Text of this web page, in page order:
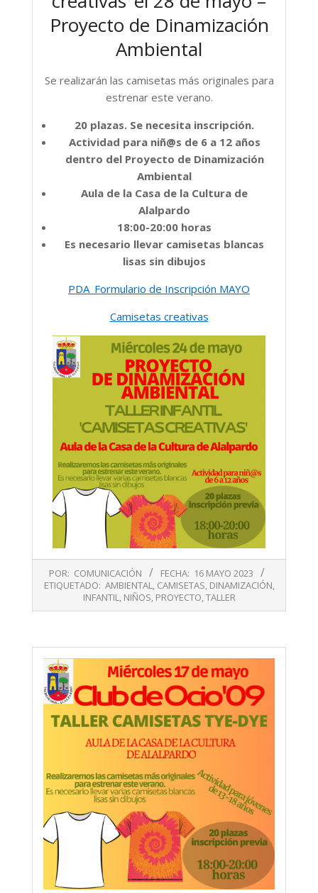
Proyecto de Dinamización
Ambiental
Se realizarán las camisetas más originales para
estrenar este verano.
20 plazas. Se necesita inscripción.
Actividad para niñ@s de 6 a 12 años
dentro del Proyecto de Dinamización
Ambiental
Aula de la Casa de la Cultura de
Alalpardo
18:00-20:00 horas
Es necesario llevar camisetas blancas
lisas sin dibujos
PDA_Formulario de Inscripción MAYO
Camisetas creativas
05-
POR: COMUNICACIÓN FECHA: 16 MAYO 2023
ETIQUETADO: AMBIENTAL, CAMISETAS, DINAMIZACIÓN,
INFANTIL, NIÑOS, PROYECTO,TALLER